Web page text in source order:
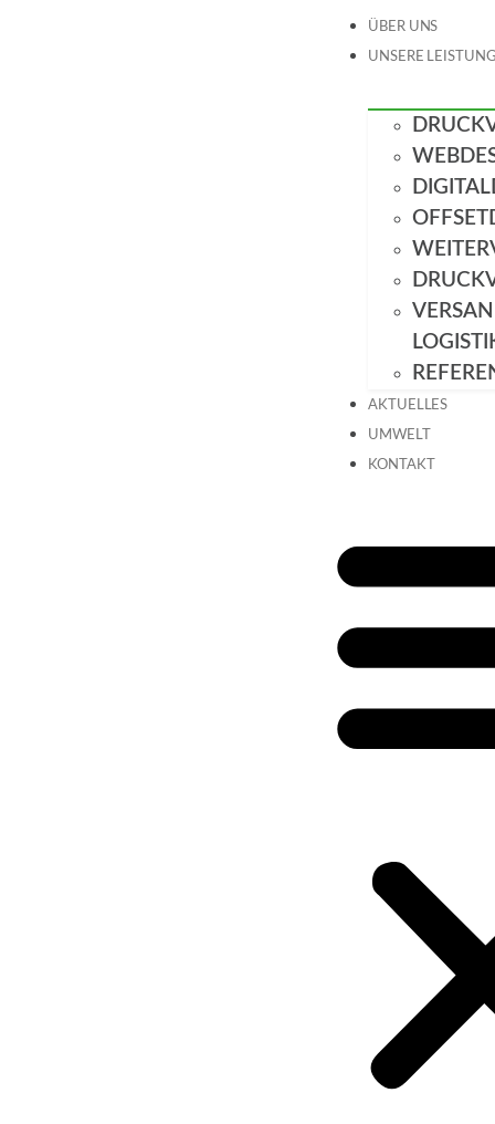
ÜBER UNS
UNSERE
AKTUELLES
UMWELT
KONTAKT